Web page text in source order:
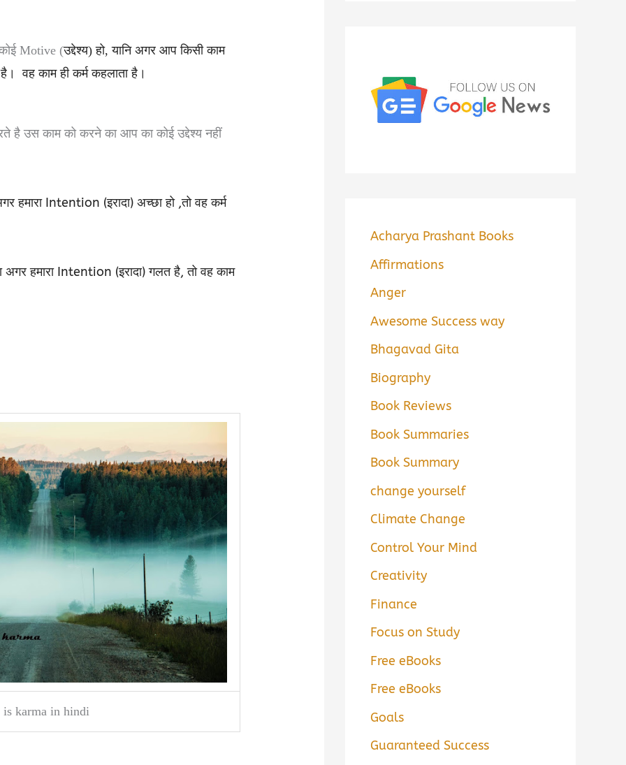
Motive (उद्देश्य) हो,यानि अगर आप किसी काम
वह काम ही कर्म कहलाता है।
उस काम को करने का आप का कोई उद्देश्य नहीं
हमारा Intention (इरादा) अच्छा हो ,तो वह कर्म
अगर हमारा Intention (इरादा) गलत है, तो वह काम
is karma in hindi
Acharya Prashant Books
Affirmations
Anger
Awesome Success way
Bhagavad Gita
Biography
Book Reviews
Book Summaries
Book Summary
change yourself
Climate Change
Control Your Mind
Creativity
Finance
Focus on Study
Free eBooks
Free eBooks
Goals
Guaranteed Success